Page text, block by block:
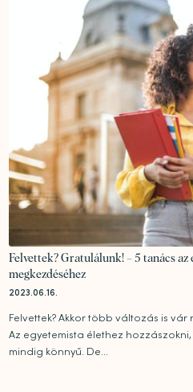
Felvettek? Gratulálunk! – 5 tanács az
megkezdéséhez
2023.06.16.
Felvettek? Akkor több változás is
Az egyetemista élethez
mindig könnyű. De...